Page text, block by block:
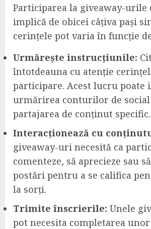
Participarea la giveaway-urile
implică de obicei câțiva pași
cerințele pot varia în funcție
Urmărește instrucțiunile:
întotdeauna cu atenție
participare. Acest lucru poate
urmărirea conturilor de social
partajarea de conținut specific.
Interacționează cu
giveaway-uri necesită ca
comenteze, să aprecieze sau
postări pentru a se califica
la sorți.
Trimite înscrierile: Unele
pot necesita completarea